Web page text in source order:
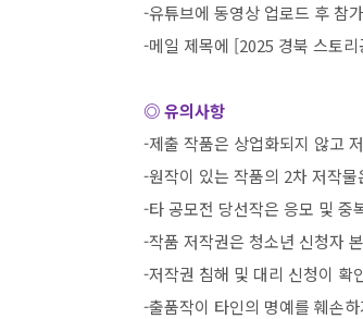
-유튜브에 동영상 업로드 후 참
-메일 제목에 [2025 경북 스토
◎ 유의사항
-제출 작품은 상업화되지 않고
-원작이 있는 작품의 2차 저작물
-타 공모전 당선작은 응모 및 중
-작품 저작권은 청소년 신청자
-저작권 침해 및 대리 신청이 확
-출품작이 타인의 명예를 훼손